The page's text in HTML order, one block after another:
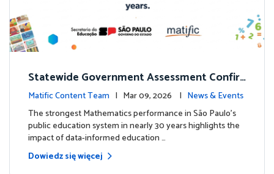
Statewide Government Assessment Confir
ms: Greater Matific Usage Linked to Higher
Math Achievement
Matific Content Team | Mar 09, 2026 | News & Events
The strongest Mathematics performance in São Paulo’s
public education system in nearly 30 years highlights the
impact of data-informed education …
Dowiedz się więcej